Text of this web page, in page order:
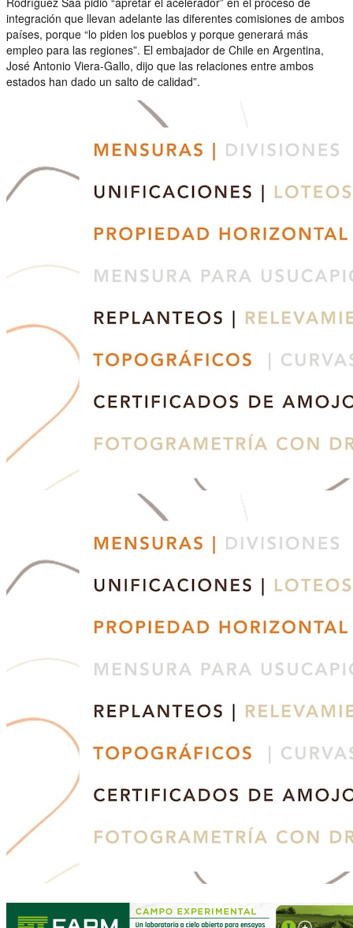
integración que llevan adelante las diferentes comisiones de ambos
países, porque “lo piden los pueblos y porque generará más
empleo para las regiones”. El embajador de Chile en Argentina,
José Antonio Viera-Gallo, dijo que las relaciones entre ambos
estados han dado un salto de calidad”.